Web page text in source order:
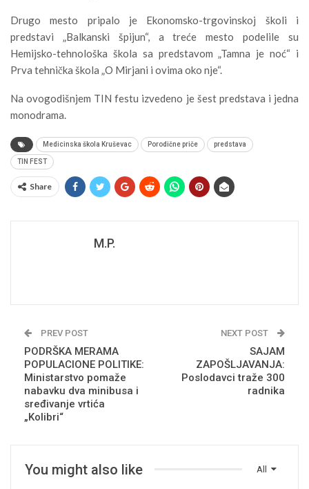
Drugo mesto pripalo je Ekonomsko-trgovinskoj školi i
predstavi „Balkanski špijun“, a treće mesto podelile su
Hemijsko-tehnološka škola sa predstavom „Tamna je noć“ i
Prva tehnička škola „O Mirjani i ovima oko nje“.
Na ovogodišnjem TIN festu izvedeno je šest predstava i jedna
monodrama.
Medicinska škola Kruševac Porodične priče predstava
TIN FEST
Share
M.P.
PREV POST
PODRŠKA MERAMA
POPULACIONE POLITIKE:
Ministarstvo pomaže
nabavku dva minibusa i
sređivanje vrtića
„Kolibri“
NEXT POST
SAJAM
ZAPOŠLJAVANJA:
Poslodavci traže 300
radnika
All
You might also like